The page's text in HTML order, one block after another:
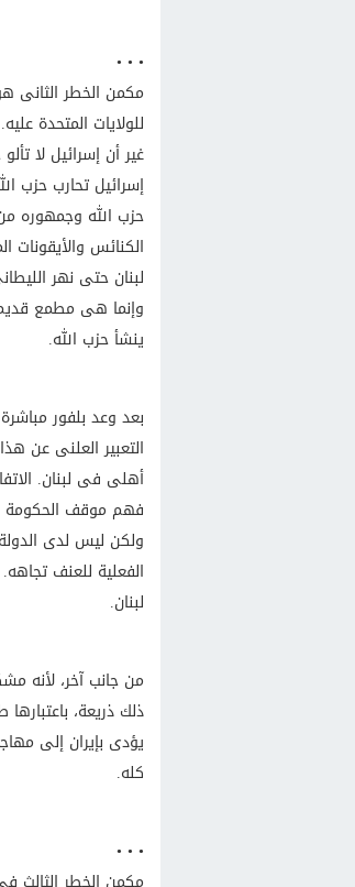
• • •
مكمن الخطر الثانى
للولايات المتحدة
غير أن إسرائيل لا
إسرائيل تحارب حزب
حزب الله وجمهوره
الكنائس
لبنان حتى نهر
وإنما هى مطمع قديم
ينشأ حزب الله.
بعد وعد بلفور
التعبير العلنى عن
أهلى فى لبنان.
فهم موقف الحكومة
ولكن ليس لدى
الفعلية للعنف
لبنان.
من جانب آخر، لأنه
ذلك ذريعة،
يؤدى بإيران إلى
كله.
• • •